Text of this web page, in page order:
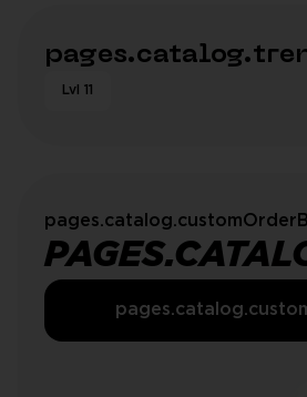
Lvl 11